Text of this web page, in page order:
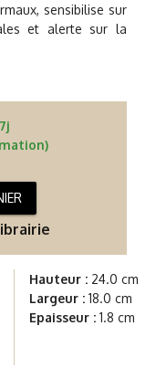
sensibilise sur
et alerte sur la
Hauteur : 24.0 cm
Largeur : 18.0 cm
Epaisseur : 1.8 cm